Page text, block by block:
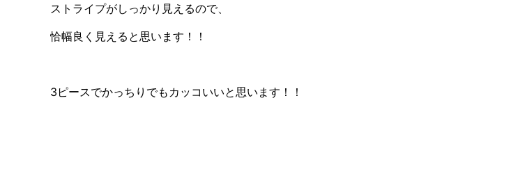
ストライプがしっかり見えるので、
恰幅良く見えると思います！！
3ピースでかっちりでもカッコいいと思います！！